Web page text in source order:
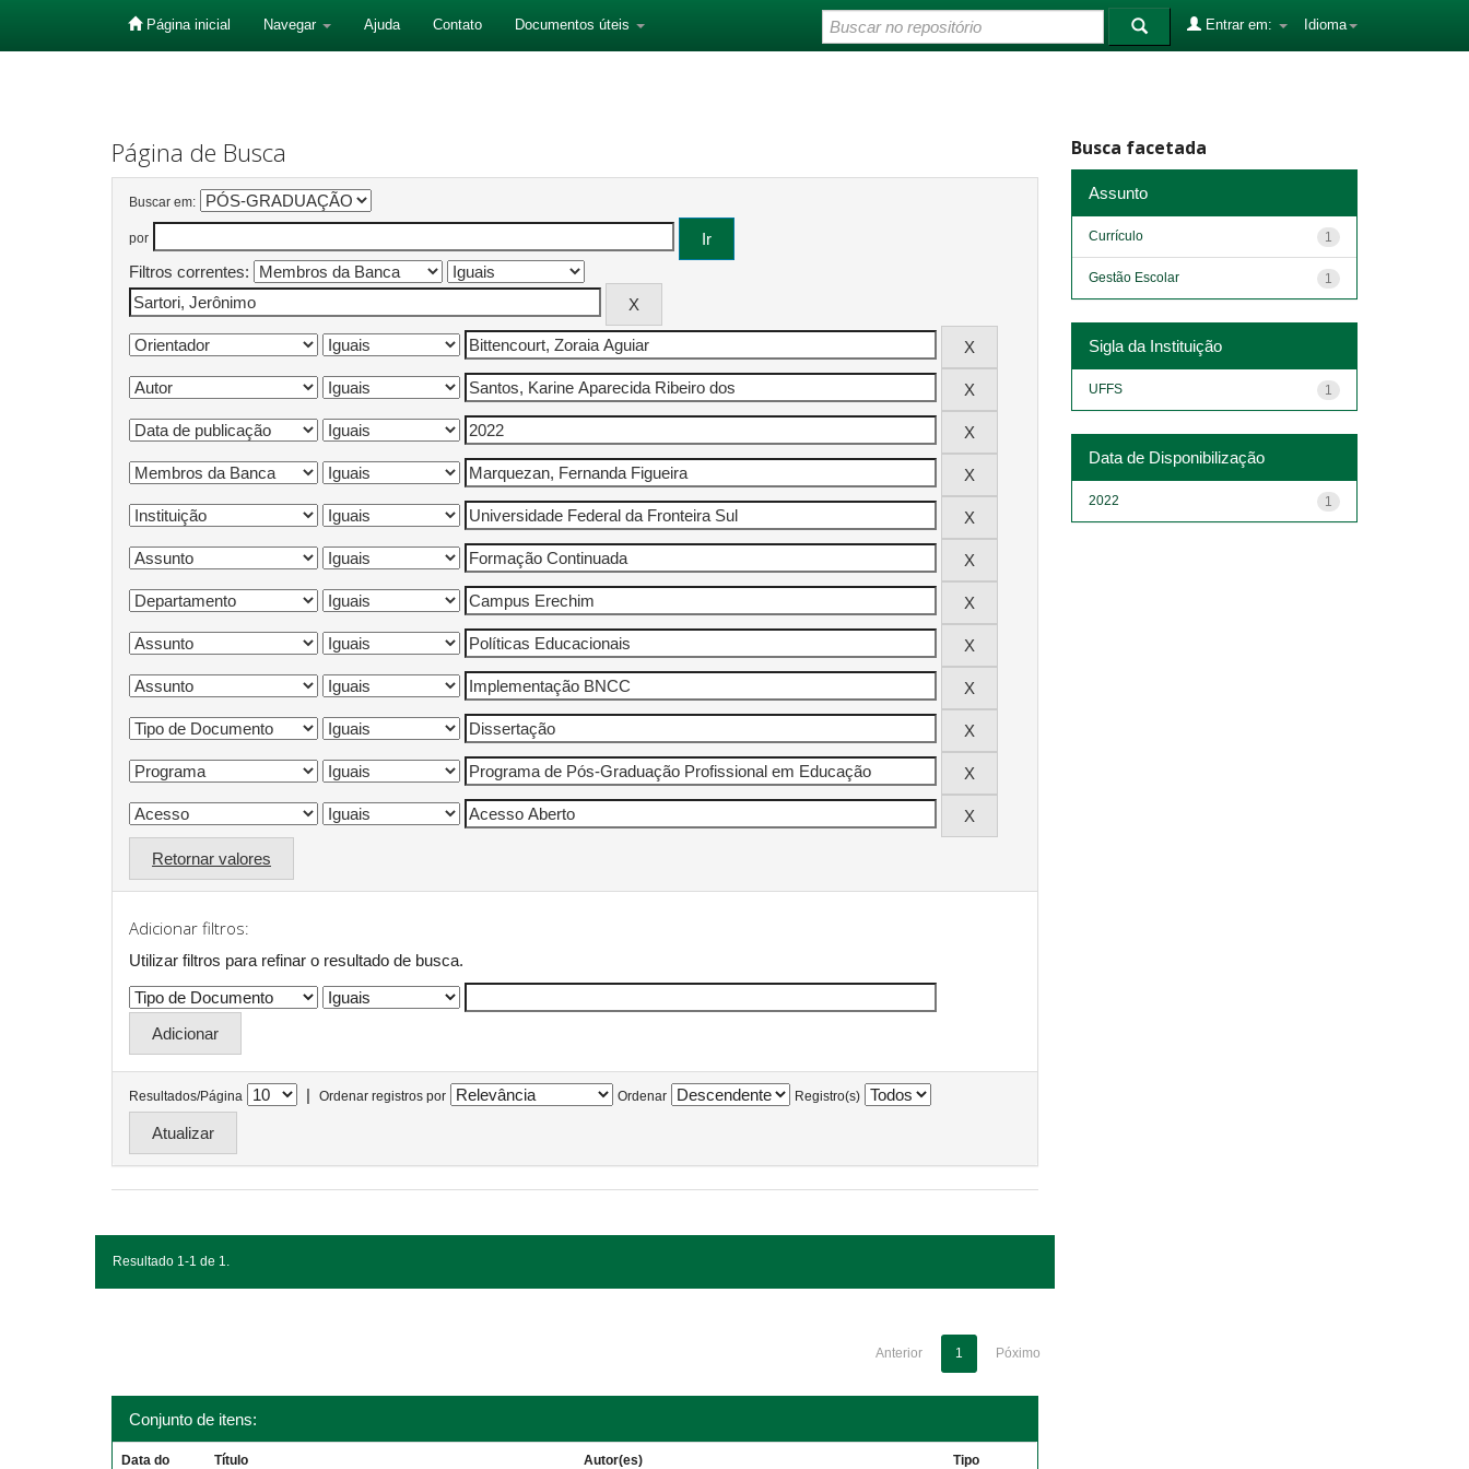
Página inicial Navegar Ajuda Contato Documentos úteis Idioma
Entrar em:
Página de Busca
Buscar em:
por
Filtros correntes:
Retornar valores
Adicionar filtros:
Utilizar filtros para refinar o resultado de busca.
Resultados/Página | Ordenar registros por Ordenar Registro(s)
Resultado 1-1 de 1.
Anterior 1 Póximo
Conjunto de itens:
Data do Título Autor(es) Tipo
Busca facetada
Assunto
1
Currículo
1
Gestão Escolar
Sigla da Instituição
1
UFFS
Data de Disponibilização
1
2022